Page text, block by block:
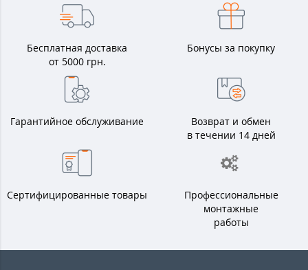
Бесплатная доставка
от 5000 грн.
Бонусы за покупку
Гарантийное обслуживание
Возврат и обмен
в течении 14 дней
Сертифицированные товары
Профессиональные
монтажные
работы